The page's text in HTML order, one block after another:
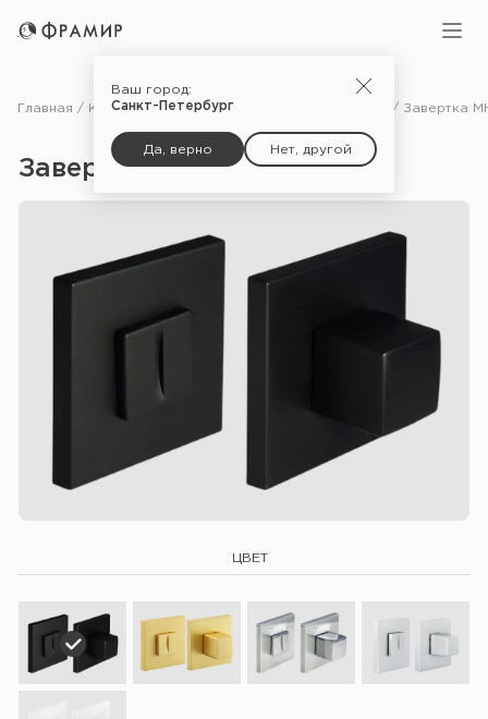
Ваш город:
Санкт-Петербург
Да, верно Нет, другой
Главная Каталог Фурнитура
Завертка MH-WC-S6 — Bl
ЦВЕТ